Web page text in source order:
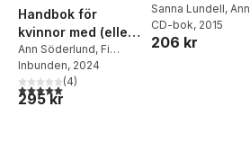
Handbok för
kvinnor med (eller
utan) ADHD : en
radikal guide till en
bättre vardag och
hur du får din inre
Ann Söderlund, Fi
Lindfors
Inbunden, 2024
5,0utav 5 stjärnor. Totalt antal röster:
(4)
295 kr
medberoende
Sanna Lundell, Ann
Söderlund
CD-bok, 2015
206 kr